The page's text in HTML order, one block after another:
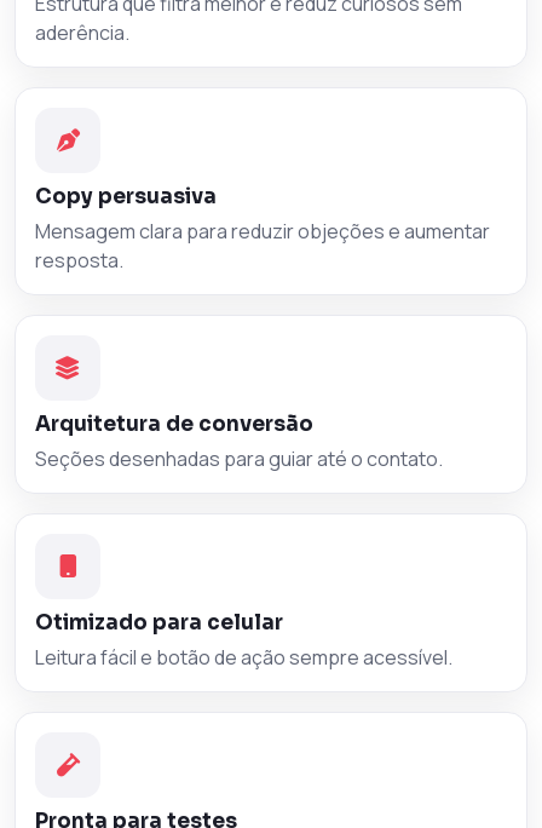
aderência.
Copy persuasiva
Mensagem clara para reduzir objeções e aumentar
resposta.
Arquitetura de conversão
Seções desenhadas para guiar até o contato.
Otimizado para celular
Leitura fácil e botão de ação sempre acessível.
Pronta para testes